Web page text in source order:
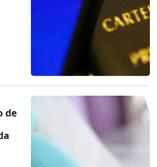
de